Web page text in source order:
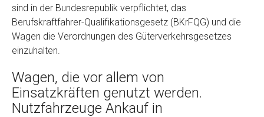
Sonstiges
sind in der Bundesrepublik verpflichtet, das
Berufskraftfahrer-Qualifikationsgesetz (BKrFQG) und die
Wagen die Verordnungen des Güterverkehrsgesetzes
einzuhalten.
Wagen, die vor allem von
Einsatzkräften genutzt werden.
Nutzfahrzeuge Ankauf in